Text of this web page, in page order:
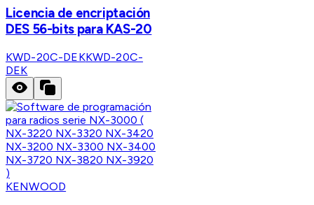
Licencia de encriptación
DES 56-bits para KAS-20
KWD-20C-DEKKWD-20C-
DEK
KENWOOD